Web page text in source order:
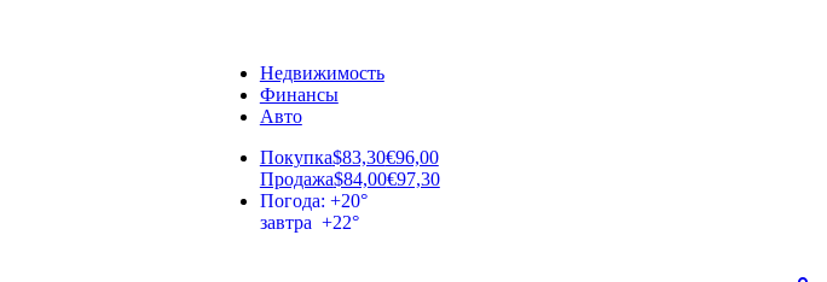
Недвижимость
Финансы
Авто
Покупка$83,30€96,00
Продажа$84,00€97,30
Погода: +20°
завтра +22°